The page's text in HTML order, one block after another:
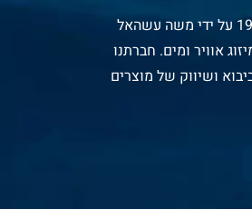
אוויר ומים. חברתנו
ושיווק של מוצרים